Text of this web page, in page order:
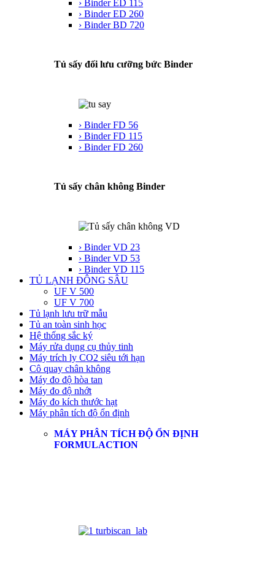
› Binder ED 115
› Binder ED 260
› Binder BD 720
Tủ sấy đối lưu cưỡng bức Binder
› Binder FD 56
› Binder FD 115
› Binder FD 260
Tủ sấy chân không Binder
› Binder VD 23
› Binder VD 53
› Binder VD 115
TỦ LẠNH ĐÔNG SÂU
UF V 500
UF V 700
Tủ lạnh lưu trữ mẫu
Tủ an toàn sinh học
Hệ thống sắc ký
Máy rửa dụng cụ thủy tinh
Máy trích ly CO2 siêu tới hạn
Cô quay chân không
Máy đo độ hòa tan
Máy đo độ nhớt
Máy đo kích thước hạt
Máy phân tích độ ổn định
MÁY PHÂN TÍCH ĐỘ ỔN ĐỊNH
FORMULACTION